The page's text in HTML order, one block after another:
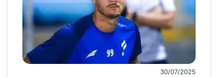
30/07/2025